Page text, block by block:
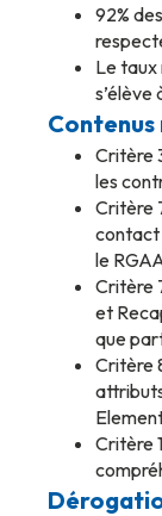
92%
Le taux
s’élève
Contenus
Critère
les
Critère
contact
le
Critère
et
que
Critère
Critère